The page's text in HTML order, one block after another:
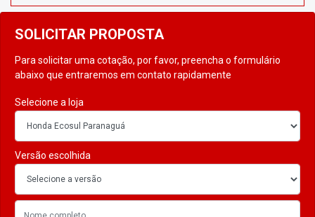
SOLICITAR PROPOSTA
Para solicitar uma cotação, por favor, preencha o formulário
abaixo que entraremos em contato rapidamente
Selecione a loja
Versão escolhida